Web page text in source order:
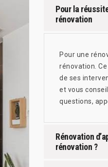
Pour la
rénovation
Pour une
rénovation.
de ses
et vous
questions,
Rénovation
rénovation ?